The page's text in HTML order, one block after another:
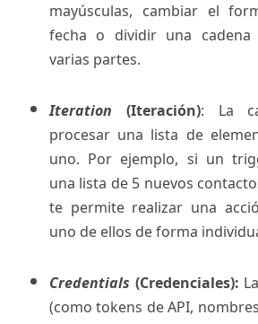
mayúsculas, cambiar el
fecha o dividir una
varias partes.
Iteration (Iteración): La
procesar una lista de
uno. Por ejemplo, si un
una lista de 5 nuevos
te permite realizar una
uno de ellos de forma
Credentials (Credenciales):
(como tokens de API,